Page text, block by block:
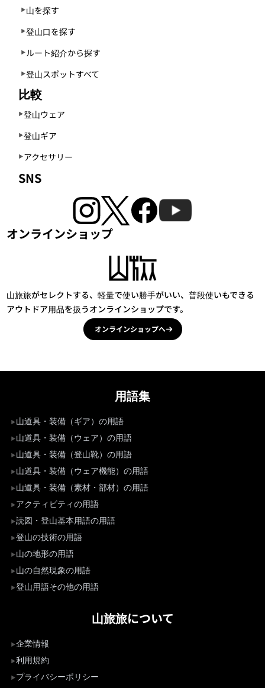
山を探す
登山口を探す
ルート紹介から探す
登山スポットすべて
比較
登山ウェア
登山ギア
アクセサリー
SNS
オンラインショップ
山旅旅がセレクトする、軽量で使い勝手がいい、普段使いもできる
アウトドア用品を扱うオンラインショップです。
オンラインショップへ
用語集
山道具・装備（ギア）の用語
山道具・装備（ウェア）の用語
山道具・装備（登山靴）の用語
山道具・装備（ウェア機能）の用語
山道具・装備（素材・部材）の用語
アクティビティの用語
読図・登山基本用語の用語
登山の技術の用語
山の地形の用語
山の自然現象の用語
登山用語その他の用語
山旅旅について
企業情報
利用規約
プライバシーポリシー